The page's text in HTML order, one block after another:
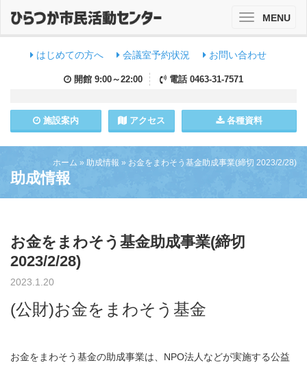
はじめての方へ 会議室予約状況 お問い合わせ
開館 9:00～22:00 電話 0463-31-7571
施設案内 アクセス 各種資料
ToggleMENU
ホーム » 助成情報 » お金をまわそう基金助成事業(締切 2023/2/28)
助成情報
お金をまわそう基金助成事業(締切
2023/2/28)
2023.1.20
(公財)お金をまわそう基金
お金をまわそう基金の助成事業は、NPO法人などが実施する公益